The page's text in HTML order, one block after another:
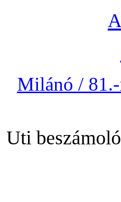
Milánó / 81.-
Uti